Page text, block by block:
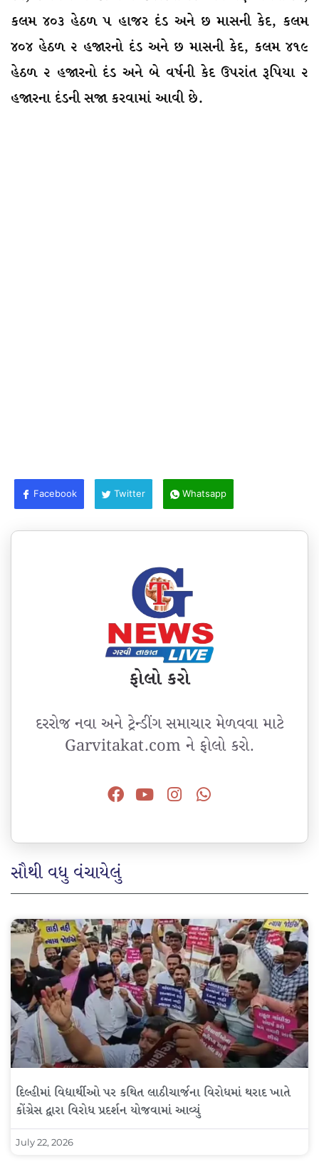
કલમ ૪૦૩ હેઠળ ૫ હાજર દંડ અને છ માસની કેદ, કલમ
૪૦૪ હેઠળ ૨ હજારનો દંડ અને છ માસની કેદ, કલમ ૪૧૯
હેઠળ ૨ હજારનો દંડ અને બે વર્ષની કેદ ઉપરાંત રૂપિયા ૨
હજારના દંડની સજા કરવામાં આવી છે.
Facebook Twitter Whatsapp
ફોલો કરો
દરરોજ નવા અને ટ્રેન્ડીંગ સમાચાર મેળવવા માટે
Garvitakat.com ને ફોલો કરો.
સૌથી વધુ વંચાયેલું
દિલ્હીમાં વિદ્યાર્થીઓ પર કથિત લાઠીચાર્જના વિરોધમાં થરાદ ખાતે
કોંગ્રેસ દ્વારા વિરોધ પ્રદર્શન યોજવામાં આવ્યું
July 22, 2026